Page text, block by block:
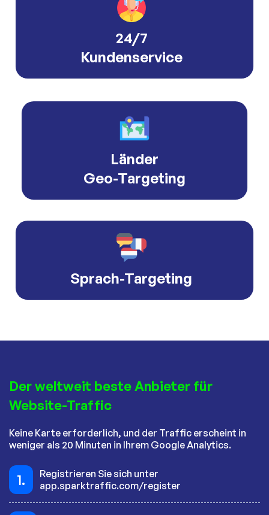
24/7
Kundenservice
Länder
Geo-Targeting
Sprach-Targeting
Der weltweit beste Anbieter für
Website-Traffic
Keine Karte erforderlich, und der Traffic erscheint in
weniger als 20 Minuten in Ihrem Google Analytics.
1.
Registrieren Sie sich unter
app.sparktraffic.com/register